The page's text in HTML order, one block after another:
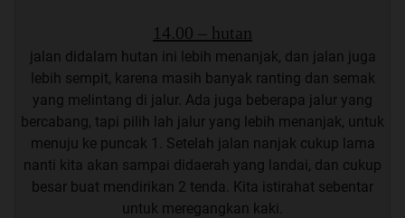
14.00 – hutan
jalan didalam hutan ini lebih menanjak, dan jalan juga
lebih sempit, karena masih banyak ranting dan semak
yang melintang di jalur. Ada juga beberapa jalur yang
bercabang, tapi pilih lah jalur yang lebih menanjak, untuk
menuju ke puncak 1. Setelah jalan nanjak cukup lama
nanti kita akan sampai didaerah yang landai, dan cukup
besar buat mendirikan 2 tenda. Kita istirahat sebentar
untuk meregangkan kaki.